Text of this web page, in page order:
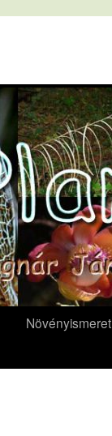
Növényismeret